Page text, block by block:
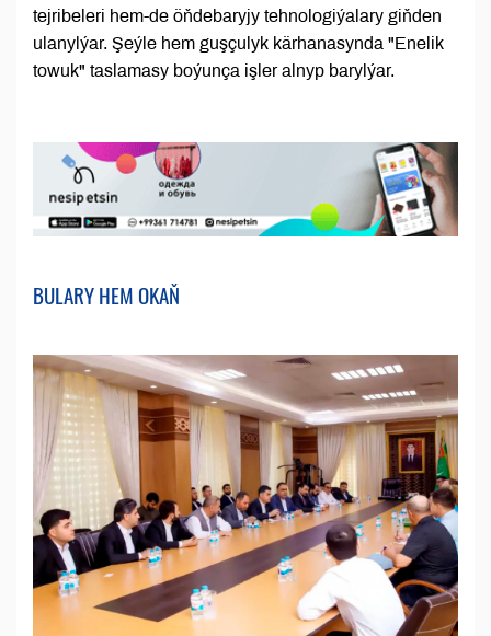
tejribeleri hem-de öňdebaryjy tehnologiýalary giňden
ulanylýar. Şeýle hem guşçulyk kärhanasynda "Enelik
towuk" taslamasy boýunça işler alnyp barylýar.
BULARY HEM OKAŇ